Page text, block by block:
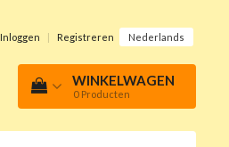
Inloggen | Registreren Nederlands
WINKELWAGEN
0 Producten